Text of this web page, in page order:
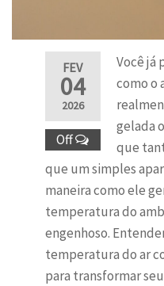
FEV
04
2026
Off
Você já
como o
gelada
que
que um simples
maneira como ele
temperatura do
engenhoso.
temperatura do ar
para transformar